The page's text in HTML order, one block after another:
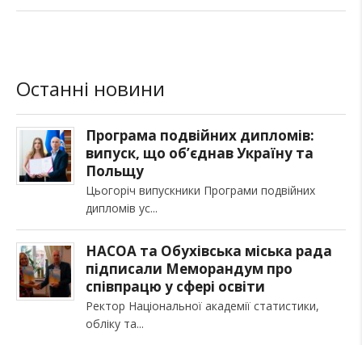
Останні новини
Програма подвійних дипломів:
випуск, що об’єднав Україну та
Польщу
Цьогоріч випускники Програми подвійних
дипломів ус
НАСОА та Обухівська міська рада
підписали Меморандум про
співпрацю у сфері освіти
Ректор Національної академії статистики,
обліку та